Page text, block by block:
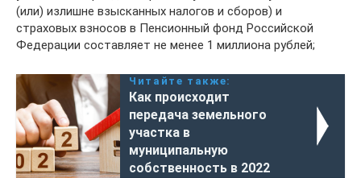
(или) излишне взысканных налогов и сборов) и
страховых взносов в Пенсионный фонд Российской
Федерации составляет не менее 1 миллиона рублей;
Читайте также:
Как происходит
передача земельного
участка в
муниципальную
собственность в 2022